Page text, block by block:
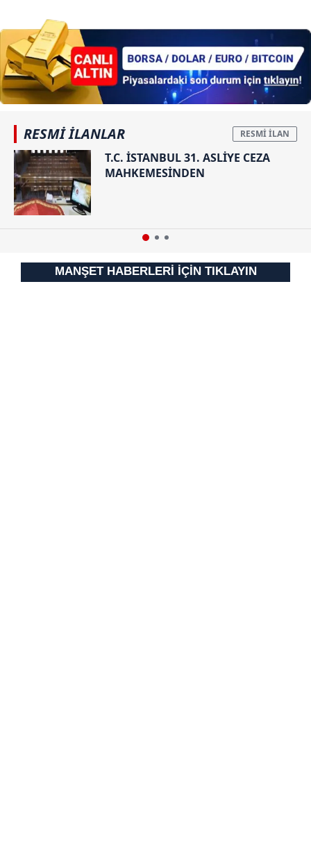
RESMİ İLANLAR
T.C. İSTANBUL 31. ASLİYE CEZA
MAHKEMESİNDEN
MANŞET HABERLERİ İÇİN TIKLAYIN